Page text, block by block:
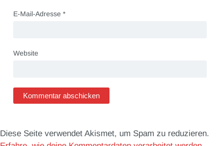
E-Mail-Adresse *
Website
Diese Seite verwendet Akismet, um Spam zu reduzieren.